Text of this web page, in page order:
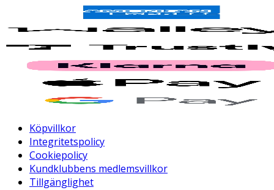
Köpvillkor
Integritetspolicy
Cookiepolicy
Kundklubbens medlemsvillkor
Tillgänglighet